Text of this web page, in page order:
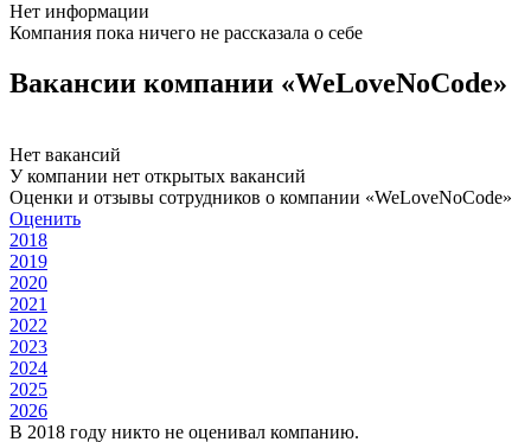
Нет информации
Компания пока ничего не рассказала о себе
Вакансии компании «WeLoveNoCode»
Нет вакансий
У компании нет открытых вакансий
Оценки и отзывы сотрудников о компании «WeLoveNoCode»
Оценить
2018
2019
2020
2021
2022
2023
2024
2025
2026
В 2018 году никто не оценивал компанию.